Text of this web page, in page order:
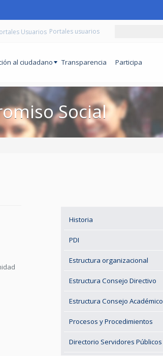
Portales usuarios
al ciudadano Transparencia Participa
Social
Historia
PDI
Estructura organizacional
Estructura Consejo Directivo
Estructura Consejo Académico
Procesos y Procedimientos
Directorio Servidores Públicos